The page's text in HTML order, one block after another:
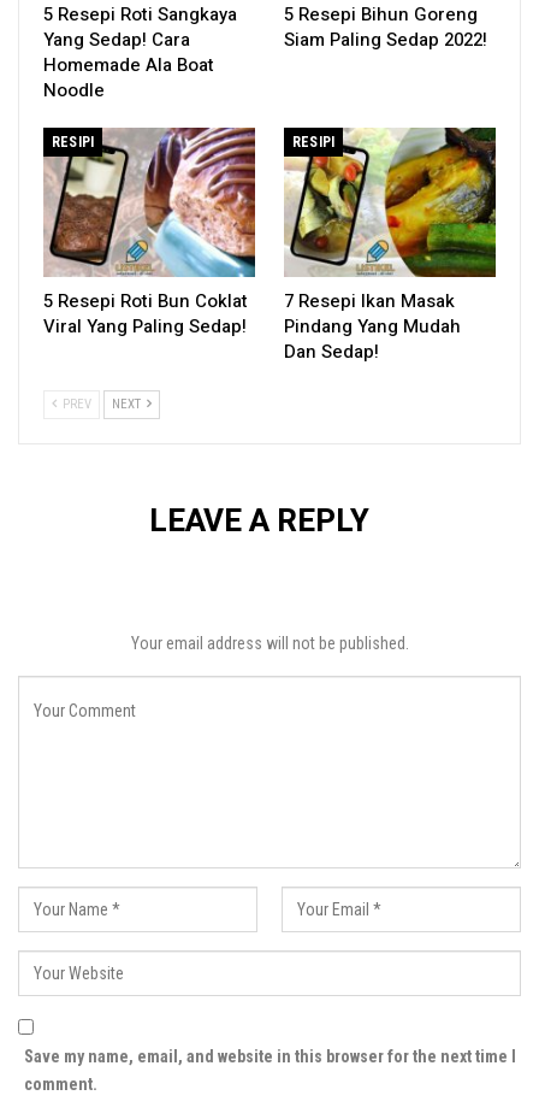
5 Resepi Roti Sangkaya
Yang Sedap! Cara
Homemade Ala Boat
Noodle
5 Resepi Bihun Goreng
Siam Paling Sedap 2022!
RESIPI
5 Resepi Roti Bun Coklat
Viral Yang Paling Sedap!
RESIPI
7 Resepi Ikan Masak
Pindang Yang Mudah
Dan Sedap!
PREV NEXT
LEAVE A REPLY
Your email address will not be published.
Save my name, email, and website in this browser for the next time I
comment.